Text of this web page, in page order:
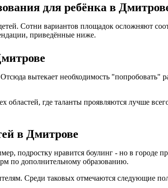
для ребёнка в
Сотни вариантов площадок осложняют
приведённые ниже.
вытекает необходимость "попробовать"
где таланты проявляются лучше
в Дмитрове
подростку нравится боулинг - но в городе
по дополнительному образованию.
Среди таковых отмечаются следующие